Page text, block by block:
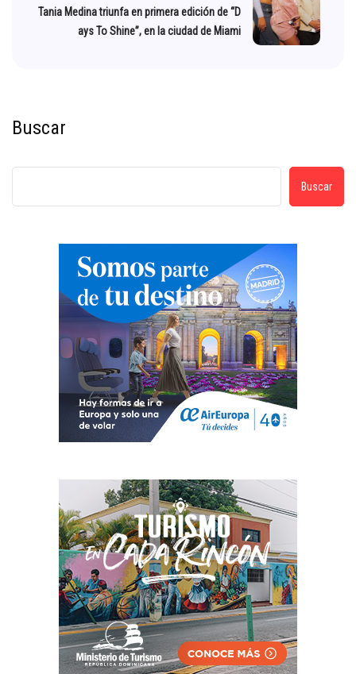
Tania Medina triunfa en primera edición de “D
ays To Shine”, en la ciudad de Miami
Buscar
Buscar